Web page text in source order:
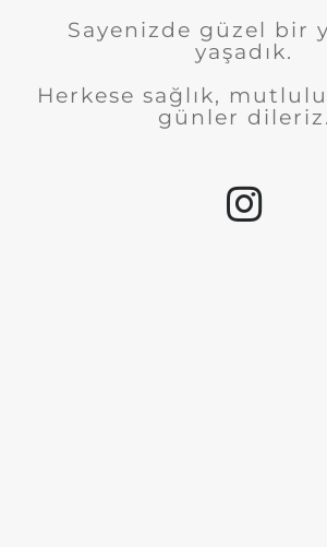
Sayenizde güzel bir
yaşadık.
Herkese sağlık,
günler dileriz.